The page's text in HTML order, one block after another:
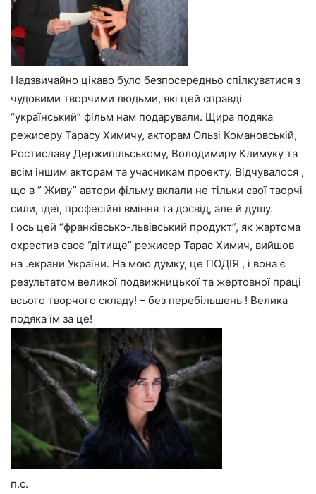
Надзвичайно цікаво було безпосередньо спілкуватися з
чудовими творчими людьми, які цей справді
“український” фільм нам подарували. Щира подяка
режисеру Тарасу Химичу, акторам Ользі Комановській,
Ростиславу Держипільському, Володимиру Климуку та
всім іншим акторам та учасникам проекту. Відчувалося ,
що в ” Живу” автори фільму вклали не тільки свої творчі
сили, ідеї, професійні вміння та досвід, але й душу.
І ось цей “франківсько-львівський продукт”, як жартома
охрестив своє “дітище” режисер Тарас Химич, вийшов
на .екрани України. На мою думку, це ПОДІЯ , і вона є
результатом великої подвижницької та жертовної праці
всього творчого складу! – без перебільшень ! Велика
подяка їм за це!
п.с.